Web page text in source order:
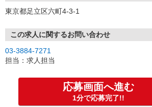
東京都足立区六町4-3-1
この求人に関するお問い合わせ
03-3884-7271
担当：求人担当
応募画面へ進む
1分で応募完了!!